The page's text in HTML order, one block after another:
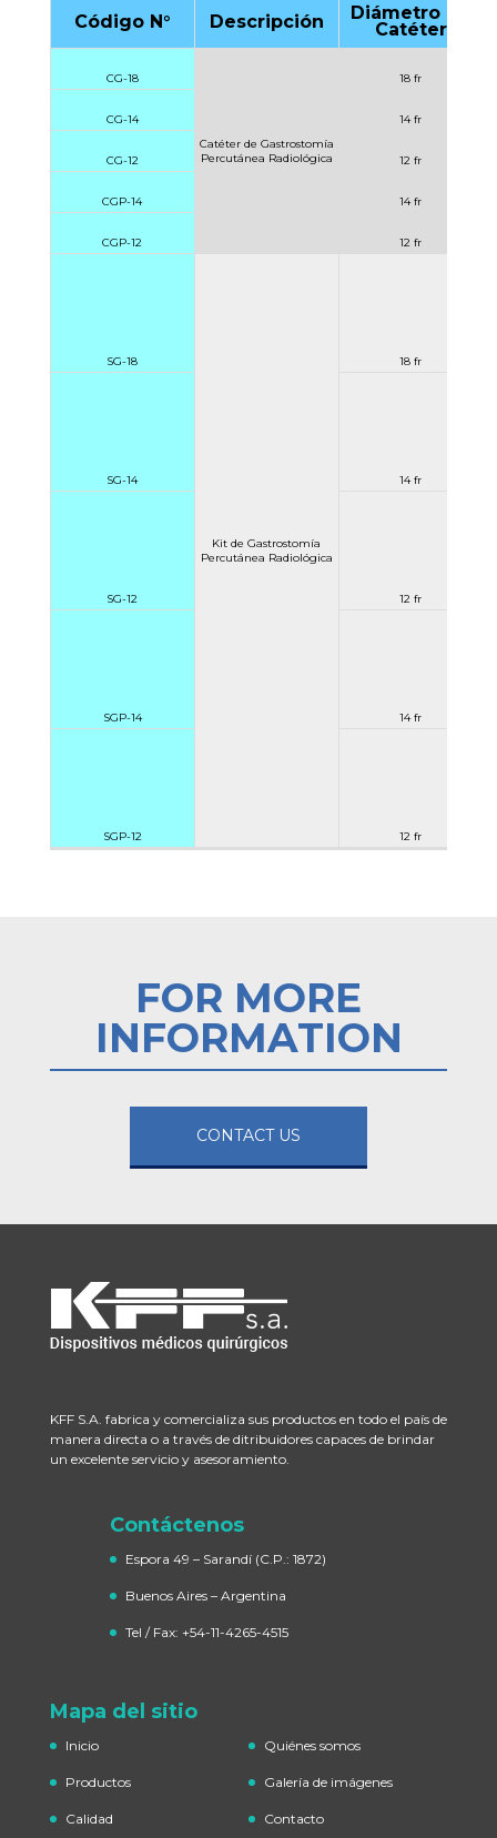
Código N° Descripción Diámetro de
Catéter
CG-18
Catéter de Gastrostomía
Percutánea Radiológica
18 fr
CG-14 14 fr
CG-12 12 fr
CGP-14 14 fr
CGP-12 12 fr
SG-18
Kit de Gastrostomía
Percutánea Radiológica
18 fr
SG-14 14 fr
SG-12 12 fr
SGP-14 14 fr
SGP-12 12 fr
FOR MORE
INFORMATION
CONTACT US
KFF S.A. fabrica y comercializa sus productos en todo el país de
manera directa o a través de ditribuidores capaces de brindar
un excelente servicio y asesoramiento.
Contáctenos
Espora 49 – Sarandí(C.P.: 1872)
Buenos Aires – Argentina
Tel / Fax: +54-11-4265-4515
Mapa del sitio
Inicio Quiénes somos
Productos Galería de imágenes
Calidad Contacto